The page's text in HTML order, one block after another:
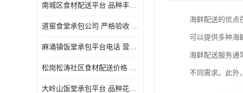
南城区食材配送平台 品种丰富 配送时间较短
道窖食堂承包公司 严格验收 维持供膳品质稳定
麻涌镇饭堂承包平台电话 营养均衡 定期推出新菜式
松岗松涛社区食材配送价格 搭配均匀 菜式品种类别多
大岭山饭堂承包平台 品种花样丰富 定期推出新菜式
海鲜配送的优点
可以提供多种海
海鲜配送服务通
不同需求。此外